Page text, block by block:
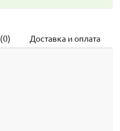
Доставка и оплата